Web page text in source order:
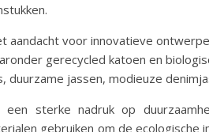
aandacht voor innovatieve
gerecycled katoen en
duurzame jassen, modieuze
sterke nadruk op
gebruiken om de ecologische